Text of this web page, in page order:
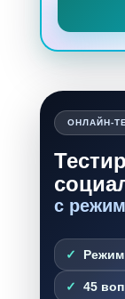
ОНЛАЙН-
с
45